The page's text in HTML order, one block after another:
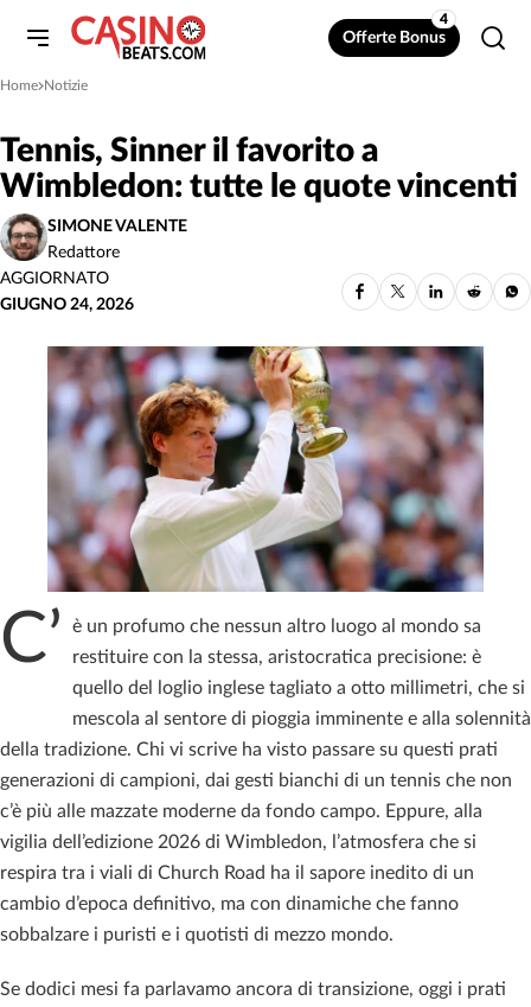
Offerte Bonus
4
Home
»Notizie
Tennis, Sinner il favorito a
Wimbledon: tutte le quote vincenti
SIMONE VALENTE
Redattore
AGGIORNATO
GIUGNO 24, 2026
C’
è un profumo che nessun altro luogo al mondo sa
restituire con la stessa, aristocratica precisione: è
quello del loglio inglese tagliato a otto millimetri, che si
mescola al sentore di pioggia imminente e alla solennità
della tradizione. Chi vi scrive ha visto passare su questi prati
generazioni di campioni, dai gesti bianchi di un tennis che non
c’è più alle mazzate moderne da fondo campo. Eppure, alla
vigilia dell’edizione 2026 di Wimbledon, l’atmosfera che si
respira tra i viali di Church Road ha il sapore inedito di un
cambio d’epoca definitivo, ma con dinamiche che fanno
sobbalzare i puristi e i quotisti di mezzo mondo.
Se dodici mesi fa parlavamo ancora di transizione, oggi i prati